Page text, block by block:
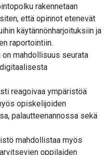
rakennetaan
että opinnot etenevät
käytännönharjoituksiin ja
raportointiin.
mahdollisuus seurata
reagoivaa ympäristöä
opiskelijoiden
palautteenannossa sekä
mahdollistaa myös
oppilaiden